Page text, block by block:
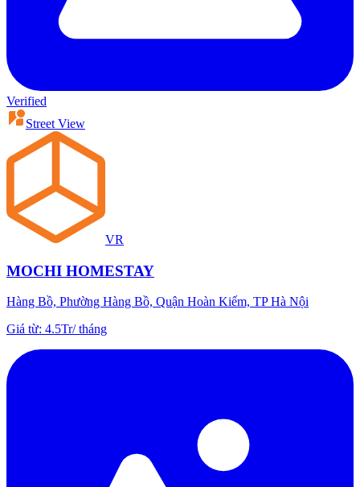
Verified
Street View
VR
MOCHI HOMESTAY
Hàng Bồ, Phường Hàng Bồ, Quận Hoàn Kiếm, TP Hà Nội
Giá từ: 4.5Tr/tháng